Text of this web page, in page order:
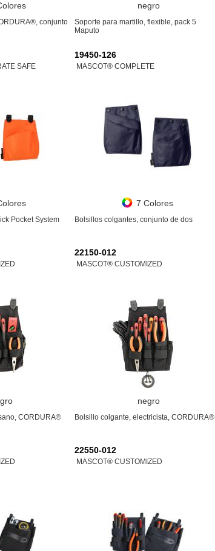
conjunto
negro
Soporte para martillo, flexible, pack 5
Maputo
SAFE
Pocket System
19450-126
MASCOT® COMPLETE
7 Colores
Bolsillos colgantes, conjunto de dos
CORDURA®
22150-012
MASCOT® CUSTOMIZED
negro
Bolsillo colgante, electricista, CORDURA®
22550-012
MASCOT® CUSTOMIZED